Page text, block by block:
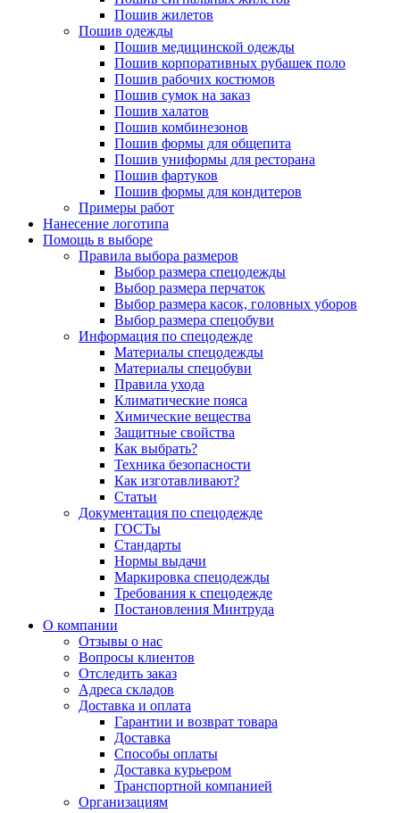
Пошив жилетов
Пошив одежды
Пошив медицинской одежды
Пошив корпоративных рубашек поло
Пошив рабочих костюмов
Пошив сумок на заказ
Пошив халатов
Пошив комбинезонов
Пошив формы для общепита
Пошив униформы для ресторана
Пошив фартуков
Пошив формы для кондитеров
Примеры работ
Нанесение логотипа
Помощь в выборе
Правила выбора размеров
Выбор размера спецодежды
Выбор размера перчаток
Выбор размера касок, головных уборов
Выбор размера спецобуви
Информация по спецодежде
Материалы спецодежды
Материалы спецобуви
Правила ухода
Климатические пояса
Химические вещества
Защитные свойства
Как выбрать?
Техника безопасности
Как изготавливают?
Статьи
Документация по спецодежде
ГОСТы
Cтандарты
Нормы выдачи
Маркировка спецодежды
Требования к спецодежде
Постановления Минтруда
О компании
Отзывы о нас
Вопросы клиентов
Отследить заказ
Адреса складов
Доставка и оплата
Гарантии и возврат товара
Доставка
Способы оплаты
Доставка курьером
Транспортной компанией
Организациям